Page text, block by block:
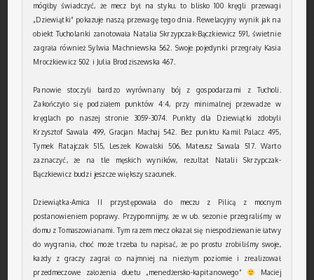
mógłby świadczyć, że mecz był na styku, to blisko 100 kręgli przewagi
„Dziewiątki” pokazuje naszą przewagę tego dnia. Rewelacyjny wynik jak na
obiekt Tucholanki zanotowała Natalia Skrzypczak-Bączkiewicz 591, świetnie
zagrała również Sylwia Machniewska 562. Swoje pojedynki przegrały Kasia
Mroczkiewicz 502 i Julia Brodziszewska 467.
Panowie stoczyli bardzo wyrównany bój z gospodarzami z Tucholi.
Zakończyło się podziałem punktów 4:4, przy minimalnej przewadze w
kręglach po naszej stronie 3059-3074. Punkty dla Dziewiątki zdobyli
Krzysztof Sawala 499, Gracjan Machaj 542. Bez punktu Kamil Palacz 495,
Tymek Ratajczak 515, Leszek Kowalski 506, Mateusz Sawala 517. Warto
zaznaczyć, że na tle męskich wyników, rezultat Natalii Skrzypczak-
Bączkiewicz budzi jeszcze większy szacunek.
Dziewiątka-Amica II przystępowała do meczu z Pilicą z mocnym
postanowieniem poprawy. Przypomnijmy, że w ub. sezonie przegraliśmy w
domu z Tomaszowianami. Tym razem mecz okazał się niespodziewanie łatwy
do wygrania, choć może trzeba tu napisać, że po prostu zrobiliśmy swoje,
każdy z graczy zagrał co najmniej na niezłym poziomie i zrealizował
przedmeczowe założenia duetu „menedżersko-kapitanowego”
Maciej